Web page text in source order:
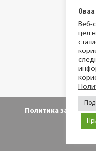
©
Политика за
Оваа
Веб-
цел